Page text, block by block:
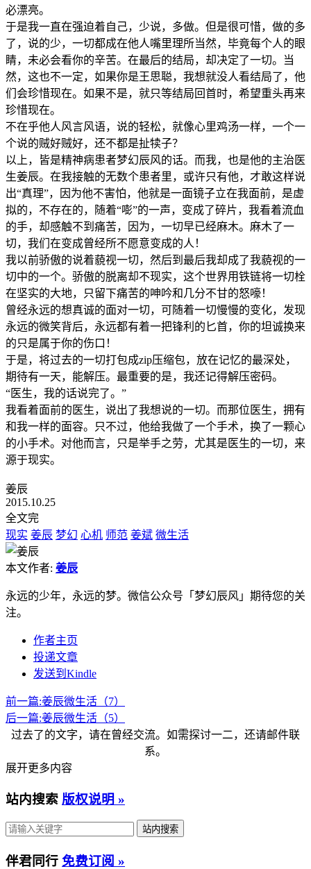
必漂亮。
于是我一直在强迫着自己，少说，多做。但是很可惜，做的多
了，说的少，一切都成在他人嘴里理所当然，毕竟每个人的眼
睛，未必会看你的辛苦。在最后的结局，却决定了一切。当
然，这也不一定，如果你是王思聪，我想就没人看结局了，他
们会珍惜现在。如果不是，就只等结局回首时，希望重头再来
珍惜现在。
不在乎他人风言风语，说的轻松，就像心里鸡汤一样，一个一
个说的贼好贼好，还不都是扯犊子？
以上，皆是精神病患者梦幻辰风的话。而我，也是他的主治医
生姜辰。在我接触的无数个患者里，或许只有他，才敢这样说
出“真理”，因为他不害怕，他就是一面镜子立在我面前，是虚
拟的，不存在的，随着“嘭”的一声，变成了碎片，我看着流血
的手，却感触不到痛苦，因为，一切早已经麻木。麻木了一
切，我们在变成曾经所不愿意变成的人！
我以前骄傲的说着藐视一切，然后到最后我却成了我藐视的一
切中的一个。骄傲的脱离却不现实，这个世界用铁链将一切栓
在坚实的大地，只留下痛苦的呻吟和几分不甘的怒嚎！
曾经永远的想真诚的面对一切，可随着一切慢慢的变化，发现
永远的微笑背后，永远都有着一把锋利的匕首，你的坦诚换来
的只是属于你的伤口！
于是，将过去的一切打包成zip压缩包，放在记忆的最深处，
期待有一天，能解压。最重要的是，我还记得解压密码。
“医生，我的话说完了。”
我看着面前的医生，说出了我想说的一切。而那位医生，拥有
和我一样的面容。只不过，他给我做了一个手术，换了一颗心
的小手术。对他而言，只是举手之劳，尤其是医生的一切，来
源于现实。
姜辰
2015.10.25
全文完
现实 姜辰 梦幻 心机 师范 姜斌 微生活
本文作者: 姜辰
永远的少年，永远的梦。微信公众号「梦幻辰风」期待您的关
注。
作者主页
投递文章
发送到Kindle
前一篇:姜辰微生活（7）
后一篇:姜辰微生活（5）
过去了的文字，请在曾经交流。如需探讨一二，还请邮件联
系。
展开更多内容
站内搜索 版权说明 »
伴君同行 免费订阅 »